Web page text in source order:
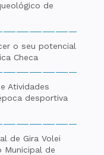
de
o seu potencial
Checa
Atividades
desportiva
de Gira Volei
Municipal de